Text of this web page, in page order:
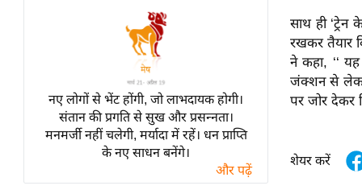
व्रत
त्योहार
राशिफल
विशेष
नए लोगों से भेंट होंगी, जो लाभदायक होगी।
संतान की प्रगति से सुख और प्रसन्नता।
मनमर्जी नहीं चलेगी, मर्यादा में रहें। धन प्राप्ति
के नए साधन बनेंगे।
और पढ़ें
साथ ही
रखकर तैयार
ने कहा, ‘‘
जंक्शन से लेकर
पर जोर देकर
शेयर करें